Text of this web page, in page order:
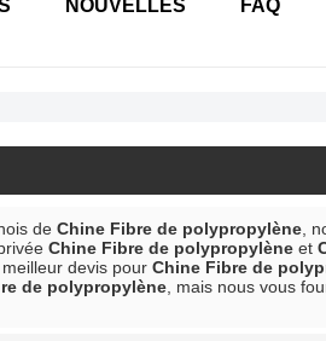
NOUVELLES FAQ
de Chine Fibre de polypropylène ,
Chine Fibre de polypropylène et
devis pour Chine Fibre de
de polypropylène , mais nous vous